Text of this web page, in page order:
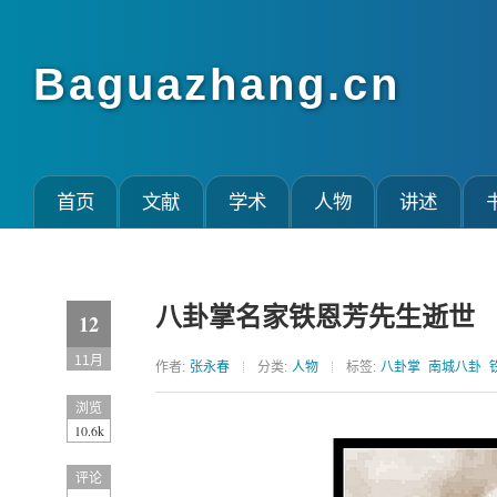
Baguazhang.cn
首页 文献 学术 人物 讲述
八卦掌名家铁恩芳先生逝世
12
11月 作者: 张永春 分类: 人物 标签: 八卦掌 南城八卦
浏览
10.6k
评论